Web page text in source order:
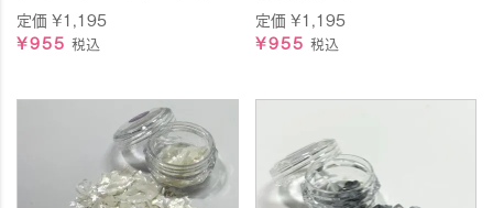
定価¥1,195
¥955 税込
定価 ¥1,195
¥955 税込